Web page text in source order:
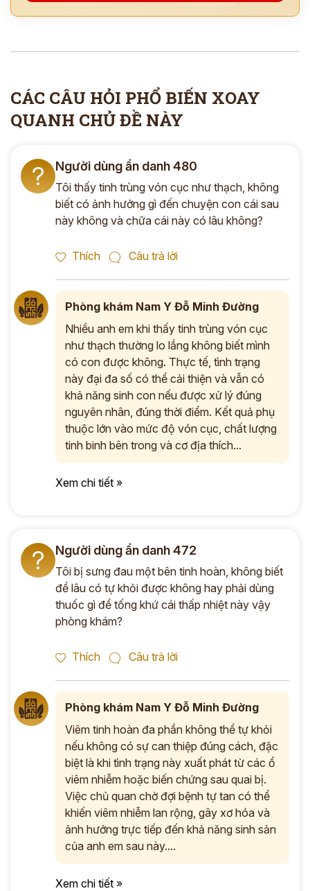
CÁC CÂU HỎI PHỔ BIẾN XOAY
QUANH CHỦ ĐỀ NÀY
? Người dùng ẩn danh 480
Tôi thấy tinh trùng vón cục như thạch, không
biết có ảnh hưởng gì đến chuyện con cái sau
này không và chữa cái này có lâu không?
Thích Câu trả lời
Phòng khám Nam Y Đỗ Minh Đường
Nhiều anh em khi thấy tinh trùng vón cục
như thạch thường lo lắng không biết mình
có con được không. Thực tế, tình trạng
này đại đa số có thể cải thiện và vẫn có
khả năng sinh con nếu được xử lý đúng
nguyên nhân, đúng thời điểm. Kết quả phụ
thuộc lớn vào mức độ vón cục, chất lượng
tinh binh bên trong và cơ địa thích...
Xem chi tiết »
? Người dùng ẩn danh 472
Tôi bị sưng đau một bên tinh hoàn, không biết
để lâu có tự khỏi được không hay phải dùng
thuốc gì để tống khứ cái thấp nhiệt này vậy
phòng khám?
Thích Câu trả lời
Phòng khám Nam Y Đỗ Minh Đường
Viêm tinh hoàn đa phần không thể tự khỏi
nếu không có sự can thiệp đúng cách, đặc
biệt là khi tình trạng này xuất phát từ các ổ
viêm nhiễm hoặc biến chứng sau quai bị.
Việc chủ quan chờ đợi bệnh tự tan có thể
khiến viêm nhiễm lan rộng, gây xơ hóa và
ảnh hưởng trực tiếp đến khả năng sinh sản
của anh em sau này....
Xem chi tiết »
ĐĂNG KÝ ĐẾN KHÁM TRỰC TIẾP
Thông tin của bạn được bảo mật và chỉ sử dụng cho mục đích tư vấn.